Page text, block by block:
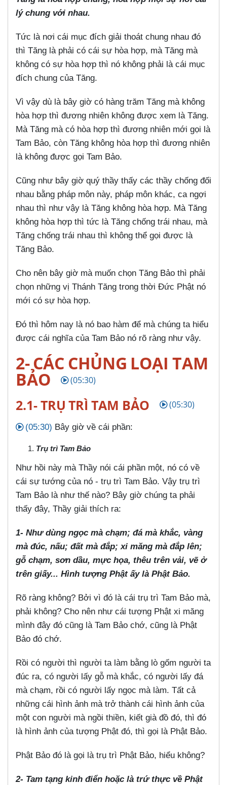
lý chung với nhau.
Tức là nơi cái mục đích giải thoát chung nhau đó
thì Tăng là phải có cái sự hòa hợp, mà Tăng mà
không có sự hòa hợp thì nó không phải là cái mục
đích chung của Tăng.
Vì vậy dù là bây giờ có hàng trăm Tăng mà không
hòa hợp thì đương nhiên không được xem là Tăng.
Mà Tăng mà có hòa hợp thì đương nhiên mới gọi là
Tam Bảo, còn Tăng không hòa hợp thì đương nhiên
là không được gọi Tam Bảo.
Cũng như bây giờ quý thầy thấy các thầy chống đối
nhau bằng pháp môn này, pháp môn khác, ca ngợi
nhau thì như vậy là Tăng không hòa hợp. Mà Tăng
không hòa hợp thì tức là Tăng chống trái nhau, mà
Tăng chống trái nhau thì không thể gọi được là
Tăng Bảo.
Cho nên bây giờ mà muốn chọn Tăng Bảo thì phải
chọn những vị Thánh Tăng trong thời Đức Phật nó
mới có sự hòa hợp.
Đó thì hôm nay là nó bao hàm để mà chúng ta hiểu
được cái nghĩa của Tam Bảo nó rõ ràng như vậy.
2- CÁC CHỦNG LOẠI TAM
BẢO (05:30)
2.1- TRỤ TRÌ TAM BẢO (05:30)
(05:30) Bây giờ về cái phần:
Trụ trì Tam Bảo
Như hồi này mà Thầy nói cái phần một, nó có về
cái sự tướng của nó - trụ trì Tam Bảo. Vậy trụ trì
Tam Bảo là như thế nào? Bây giờ chúng ta phải
thấy đây, Thầy giải thích ra:
1- Như dùng ngọc mà chạm; đá mà khắc, vàng
mà đúc, nấu; đất mà đắp; xi măng mà đắp lên;
gỗ chạm, sơn dầu, mực họa, thêu trên vải, vẽ ở
trên giấy... Hình tượng Phật ấy là Phật Bảo.
Rõ ràng không? Bởi vì đó là cái trụ trì Tam Bảo mà,
phải không? Cho nên như cái tượng Phật xi măng
mình đây đó cũng là Tam Bảo chớ, cũng là Phật
Bảo đó chớ.
Rồi có người thì người ta làm bằng lò gốm người ta
đúc ra, có người lấy gỗ mà khắc, có người lấy đá
mà chạm, rồi có người lấy ngọc mà làm. Tất cả
những cái hình ảnh mà trở thành cái hình ảnh của
một con người mà ngồi thiền, kiết già đồ đó, thì đó
là hình ảnh của tượng Phật đó, thì gọi là Phật Bảo.
Phật Bảo đó là gọi là trụ trì Phật Bảo, hiểu không?
2- Tam tạng kinh điển hoặc là trứ thực về Phật